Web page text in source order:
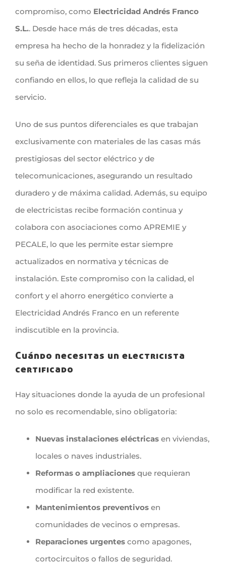
compromiso, como Electricidad Andrés Franco
S.L.. Desde hace más de tres décadas, esta
empresa ha hecho de la honradez y la fidelización
su seña de identidad. Sus primeros clientes siguen
confiando en ellos, lo que refleja la calidad de su
servicio.
Uno de sus puntos diferenciales es que trabajan
exclusivamente con materiales de las casas más
prestigiosas del sector eléctrico y de
telecomunicaciones, asegurando un resultado
duradero y de máxima calidad. Además, su equipo
de electricistas recibe formación continua y
colabora con asociaciones como APREMIE y
PECALE, lo que les permite estar siempre
actualizados en normativa y técnicas de
instalación. Este compromiso con la calidad, el
confort y el ahorro energético convierte a
Electricidad Andrés Franco en un referente
indiscutible en la provincia.
Cuándo necesitas un electricista
certificado
Hay situaciones donde la ayuda de un profesional
no solo es recomendable, sino obligatoria:
Nuevas instalaciones eléctricas en viviendas,
locales o naves industriales.
Reformas o ampliaciones que requieran
modificar la red existente.
Mantenimientos preventivos en
comunidades de vecinos o empresas.
Reparaciones urgentes como apagones,
cortocircuitos o fallos de seguridad.